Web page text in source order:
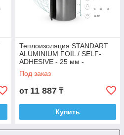
Теплоизоляция STANDART
ALUMINIUM FOIL / SELF-
ADHESIVE - 25 мм -
самоклеющаяся с алюм.
покрытием
Под заказ
от 11 887 ₸
Купить